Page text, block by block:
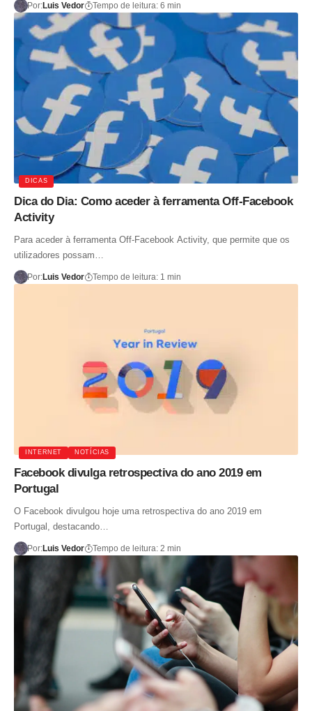
Por:Luis Vedor Tempo de leitura: 6 min
DICAS
Dica do Dia: Como aceder à ferramenta Off-Facebook
Activity
Para aceder à ferramenta Off-Facebook Activity, que permite que os
utilizadores possam…
Por:Luis Vedor Tempo de leitura: 1 min
INTERNET NOTÍCIAS
Facebook divulga retrospectiva do ano 2019 em
Portugal
O Facebook divulgou hoje uma retrospectiva do ano 2019 em
Portugal, destacando…
Por:Luis Vedor Tempo de leitura: 2 min